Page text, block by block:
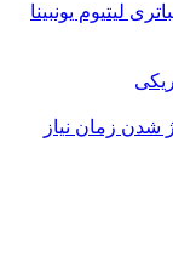
باتری لیتیوم یونبینا
شارژ شدن زمان نیاز